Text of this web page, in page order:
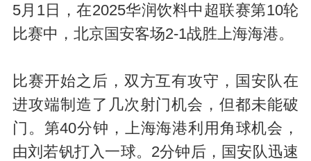
5月1日，在2025华润饮料中超联赛第10轮
比赛中，北京国安客场2-1战胜上海海港。
比赛开始之后，双方互有攻守，国安队在
进攻端制造了几次射门机会，但都未能破
门。第40分钟，上海海港利用角球机会，
由刘若钒打入一球。2分钟后，国安队迅速